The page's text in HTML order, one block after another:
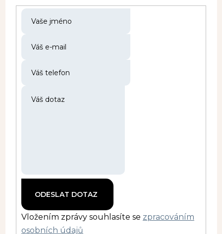
Vložením zprávy souhlasíte se zpracováním
osobních údajů